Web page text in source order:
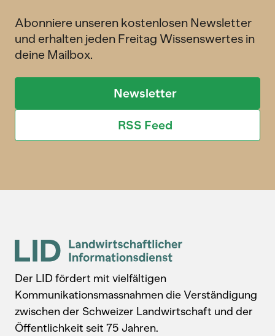
Abonniere unseren kostenlosen Newsletter
und erhalten jeden Freitag Wissenswertes in
deine Mailbox.
Newsletter
RSS Feed
Der LID fördert mit vielfältigen
Kommunikationsmassnahmen die Verständigung
zwischen der Schweizer Landwirtschaft und der
Öffentlichkeit seit 75 Jahren.